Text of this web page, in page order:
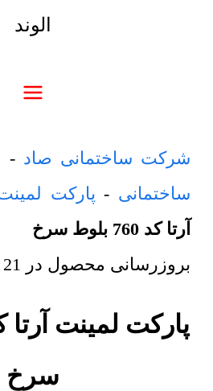
الوند
شرکت ساختمانی صاد -
ساختمانی - پارکت
آرتا کد 760 بلوط سرخ
بروزرسانی محصول در 21 تیر 1405
سرخ